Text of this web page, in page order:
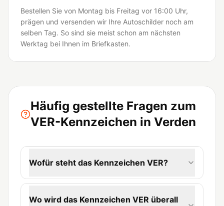
Bestellen Sie von Montag bis Freitag vor 16:00 Uhr,
prägen und versenden wir Ihre Autoschilder noch am
selben Tag. So sind sie meist schon am nächsten
Werktag bei Ihnen im Briefkasten.
Häufig gestellte Fragen zum
VER-Kennzeichen in Verden
Wofür steht das Kennzeichen VER?
Wo wird das Kennzeichen VER überall